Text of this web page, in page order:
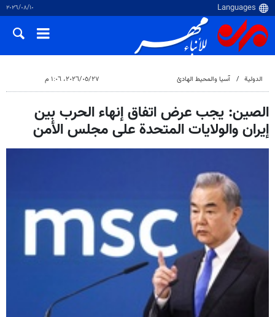
١٠‏/٠٨‏/٢٠٢٦
الدولية آسيا والمحيط الهادئ ٢٧‏/٠٥‏/٢٠٢٦، ١:٠٦ م
الصين: يجب عرض اتفاق إنهاء الحرب بين
إيران والولايات المتحدة على مجلس الأمن